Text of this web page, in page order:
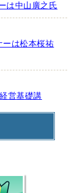
は中山廣之氏
ーは松本桜祐
営基礎講